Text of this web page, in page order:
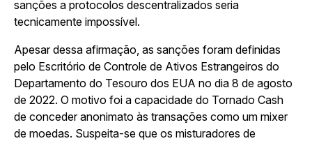
sanções a protocolos descentralizados seria
tecnicamente impossível.
Apesar dessa afirmação, as sanções foram definidas
pelo Escritório de Controle de Ativos Estrangeiros do
Departamento do Tesouro dos EUA no dia 8 de agosto
de 2022. O motivo foi a capacidade do Tornado Cash
de conceder anonimato às transações como um mixer
de moedas. Suspeita-se que os misturadores de